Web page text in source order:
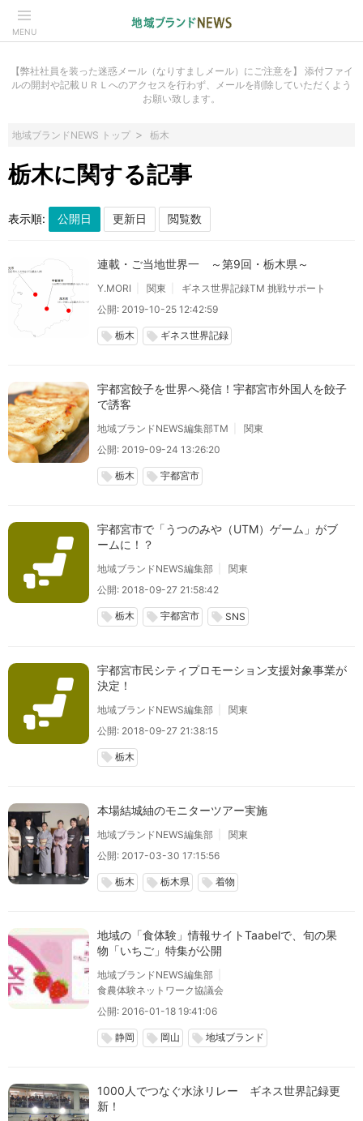
MENU
【弊社社員を装った迷惑メール（なりすましメール）にご注意を】 添付ファイ
ルの開封や記載ＵＲＬへのアクセスを行わず、メールを削除していただくよう
お願い致します。
地域ブランドNEWS トップ 栃木
栃木に関する記事
表示順:
連載・ご当地世界一 ～第9回・栃木県～
Y.MORI 関東
ギネス世界記録TM 挑戦サポート
公開: 2019-10-25 12:42:59
local_offer 栃木 local_offer ギネス世界記録
宇都宮餃子を世界へ発信！宇都宮市外国人を餃子
で誘客
地域ブランドNEWS編集部TM
関東
公開: 2019-09-24 13:26:20
local_offer 栃木 local_offer 宇都宮市
宇都宮市で「うつのみや（UTM）ゲーム」がブ
ームに！？
地域ブランドNEWS編集部
関東
公開: 2018-09-27 21:58:42
local_offer 栃木 local_offer 宇都宮市 local_offer SNS
宇都宮市民シティプロモーション支援対象事業が
決定！
地域ブランドNEWS編集部
関東
公開: 2018-09-27 21:38:15
local_offer 栃木
本場結城紬のモニターツアー実施
地域ブランドNEWS編集部
関東
公開: 2017-03-30 17:15:56
local_offer 栃木 local_offer 栃木県 local_offer 着物
地域の「食体験」情報サイトTaabelで、旬の果
物「いちご」特集が公開
地域ブランドNEWS編集部
食農体験ネットワーク協議会
公開: 2016-01-18 19:41:06
local_offer 静岡 local_offer 岡山 local_offer 地域ブランド
1000人でつなぐ水泳リレー ギネス世界記録更
新！